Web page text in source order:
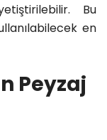
Bu
en
Peyzaj